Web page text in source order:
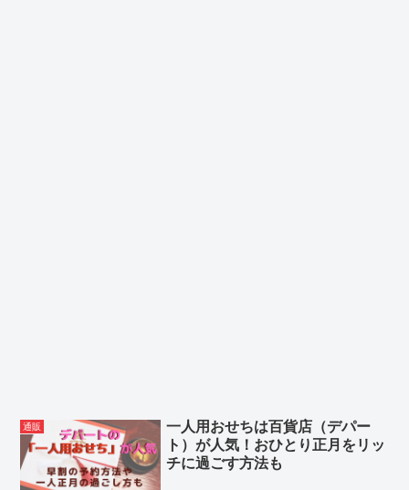
通販
一人用おせちは百貨店（デパー
ト）が人気！おひとり正月をリッ
チに過ごす方法も